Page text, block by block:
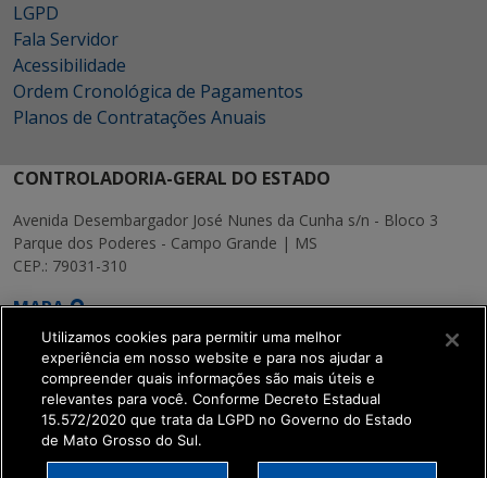
LGPD
Fala Servidor
Acessibilidade
Ordem Cronológica de Pagamentos
Planos de Contratações Anuais
CONTROLADORIA-GERAL DO ESTADO
Avenida Desembargador José Nunes da Cunha s/n - Bloco 3
Parque dos Poderes - Campo Grande | MS
CEP.: 79031-310
MAPA
SETDIG | Secretaria-
Executiva de
Utilizamos cookies para permitir uma melhor
experiência em nosso website e para nos ajudar a
compreender quais informações são mais úteis e
relevantes para você. Conforme Decreto Estadual
15.572/2020 que trata da LGPD no Governo do Estado
de Mato Grosso do Sul.